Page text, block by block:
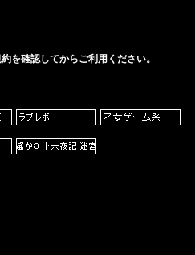
を確認してからご利用ください。